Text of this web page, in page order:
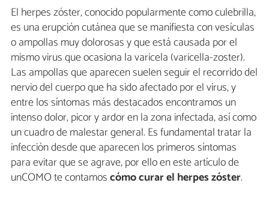
El herpes zóster, conocido popularmente como culebrilla,
es una erupción cutánea que se manifiesta con vesículas
o ampollas muy dolorosas y que está causada por el
mismo virus que ocasiona la varicela (varicella-zoster).
Las ampollas que aparecen suelen seguir el recorrido del
nervio del cuerpo que ha sido afectado por el virus, y
entre los síntomas más destacados encontramos un
intenso dolor, picor y ardor en la zona infectada, así como
un cuadro de malestar general. Es fundamental tratar la
infección desde que aparecen los primeros síntomas
para evitar que se agrave, por ello en este artículo de
unCOMO te contamoscómo curar el herpes zóster.